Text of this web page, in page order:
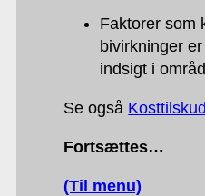
Faktorer som
bivirkninger
indsigt i
Se også
Fortsættes…
(Til menu)